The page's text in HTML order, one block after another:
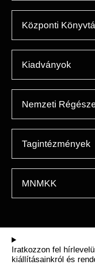
Központi
Kiadványok
Nemzeti
Tagintézmények
MNMKK
Iratkozzon fel
kiállításainkról és